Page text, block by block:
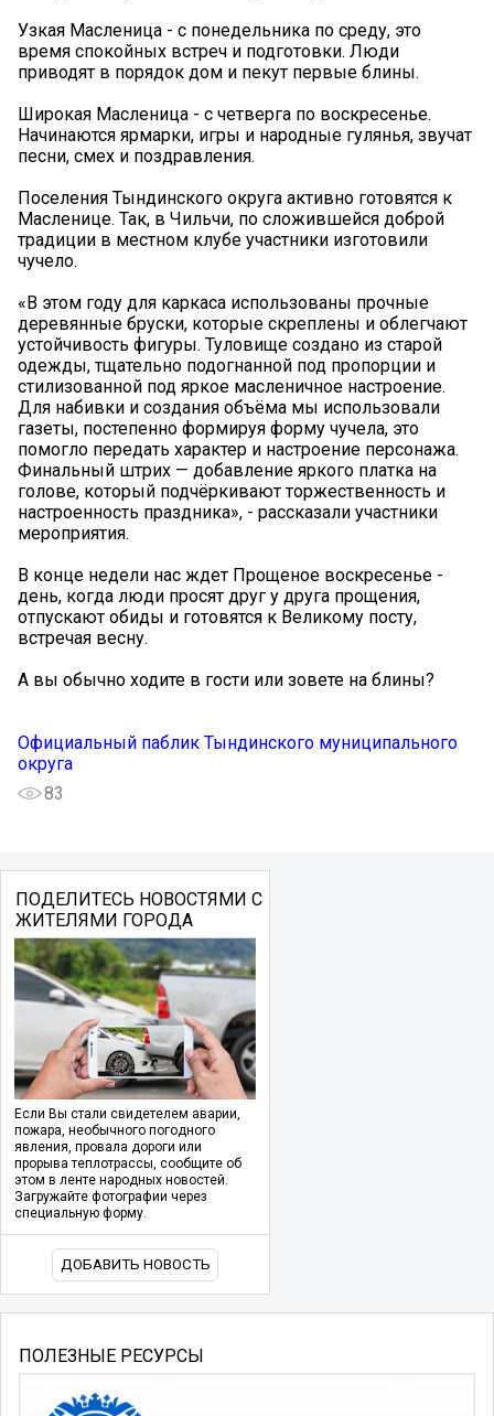
Узкая Масленица - с понедельника по среду, это
время спокойных встреч и подготовки. Люди
приводят в порядок дом и пекут первые блины.
Широкая Масленица - с четверга по воскресенье.
Начинаются ярмарки, игры и народные гулянья, звучат
песни, смех и поздравления.
Поселения Тындинского округа активно готовятся к
Масленице. Так, в Чильчи, по сложившейся доброй
традиции в местном клубе участники изготовили
чучело.
«В этом году для каркаса использованы прочные
деревянные бруски, которые скреплены и облегчают
устойчивость фигуры. Туловище создано из старой
одежды, тщательно подогнанной под пропорции и
стилизованной под яркое масленичное настроение.
Для набивки и создания объёма мы использовали
газеты, постепенно формируя форму чучела, это
помогло передать характер и настроение персонажа.
Финальный штрих — добавление яркого платка на
голове, который подчёркивают торжественность и
настроенность праздника», - рассказали участники
мероприятия.
В конце недели нас ждет Прощеное воскресенье -
день, когда люди просят друг у друга прощения,
отпускают обиды и готовятся к Великому посту,
встречая весну.
А вы обычно ходите в гости или зовете на блины?
Официальный паблик Тындинского муниципального
округа
83
ПОДЕЛИТЕСЬ НОВОСТЯМИ С
ЖИТЕЛЯМИ ГОРОДА
Если Вы стали свидетелем аварии,
пожара, необычного погодного
явления, провала дороги или
прорыва теплотрассы, сообщите об
этом в ленте народных новостей.
Загружайте фотографии через
специальную форму.
ДОБАВИТЬ НОВОСТЬ
ПОЛЕЗНЫЕ РЕСУРСЫ